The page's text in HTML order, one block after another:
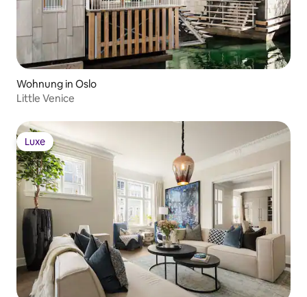
Wohnung in Oslo
Little Venice
Luxe
Luxe